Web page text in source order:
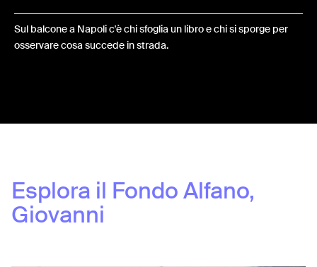
Sul balcone a Napoli c'è chi sfoglia un libro e chi si sporge per
osservare cosa succede in strada.
Esplora il FondoAlfano,
Giovanni